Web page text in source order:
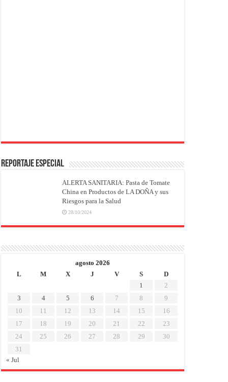
REPORTAJE ESPECIAL
ALERTA SANITARIA: Pasta de Tomate
China en Productos de LA DOÑA y sus
Riesgos para la Salud
28/10/2024
agosto 2026
L
M X J V S
D
1
2
3
4 5 6 7 8
9
10
11 12 13 14 15
16
17
18 19 20 21 22
23
24
25 26 27 28 29
30
31
« Jul